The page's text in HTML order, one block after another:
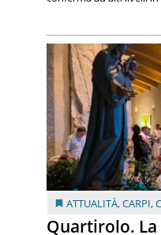
ATTUALITÀ,CARPI,
Quartirolo. La